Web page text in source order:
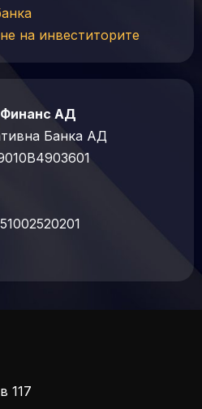
на инвеститорите
АД
Банка АД
117